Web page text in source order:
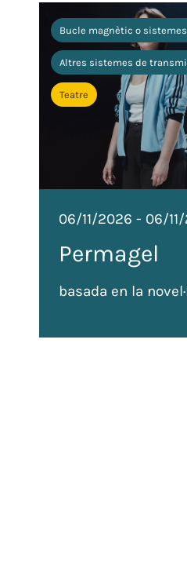
Bucle magnètic o
Altres sistemes de
Teatre
06/11/2026 - 06/
Permagel
basada en la